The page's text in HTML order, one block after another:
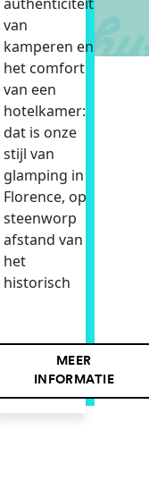
van
kamperen en
het comfort
van een
hotelkamer:
dat is onze
stijl van
glamping in
Florence, op
steenworp
afstand van
het
historisch
MEER
INFORMATIE